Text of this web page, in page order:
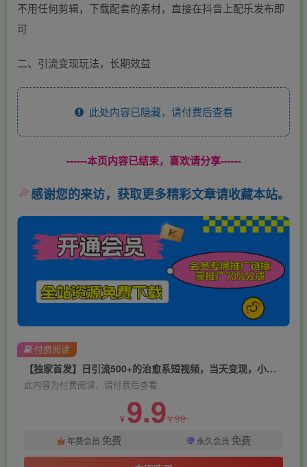
不用任何剪辑，下载配套的素材，直接在抖音上配乐发布即
可
二、引流变现玩法，长期效益
此处内容已隐藏，请付费后查看
------本页内容已结束，喜欢请分享------
感谢您的来访，获取更多精彩文章请收藏本站。
【独家首发】日引流500+的治愈系短视频，当天变现，小白月入过万首
此内容为付费阅读，请付费后查看
¥ 9.9¥99
年费会员 免费 永久会员 免费
付费阅读